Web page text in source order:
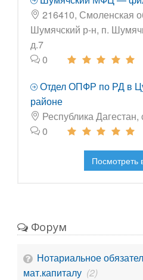
216410, Смоленская
Шумячский р-н, п.
д.7
0
Отдел ОПФР по РД в
районе
Республика Дагестан,
0
Посмотреть
Форум
Нотариальное
мат.капиталу (2)